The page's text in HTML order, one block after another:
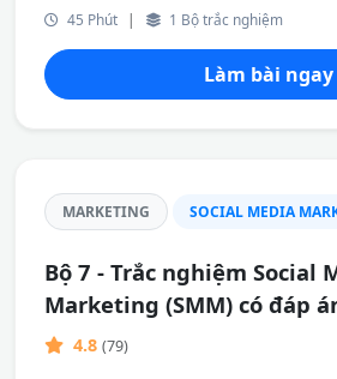
45 Phút | 1 Bộ trắc nghiệm
Làm bài ngay
MARKETING SOCIAL MEDIA
Bộ 7 - Trắc nghiệm Social
Marketing (SMM) có đáp
4.8 (79)